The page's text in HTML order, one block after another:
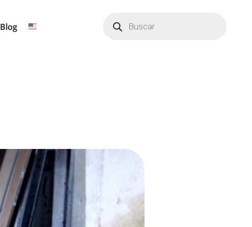
Blog productos